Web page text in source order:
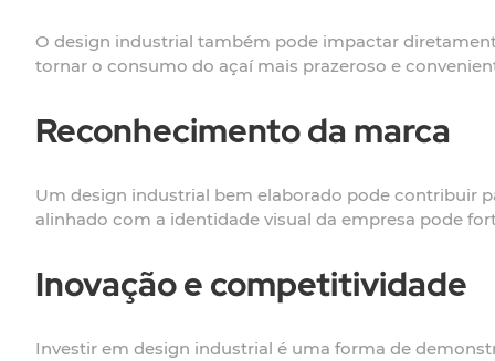
O design industrial também pode impactar
tornar o consumo do açaí mais prazeroso e
Reconhecimento da marca
Um design industrial bem elaborado pode contribuir
alinhado com a identidade visual da empresa pode
Inovação e competitividade
Investir em design industrial é uma forma de